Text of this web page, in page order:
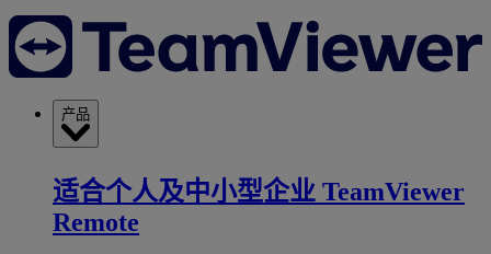
产品
适合个人及中小型企业 TeamViewer
Remote